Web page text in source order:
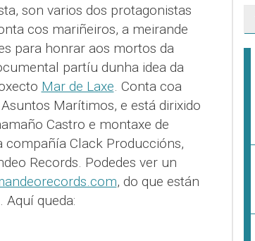
son varios dos protagonistas
cos mariñeiros, a meirande
para honrar aos mortos da
partíu dunha idea da
Mar de Laxe. Conta coa
Marítimos, e está dirixido
Castro e montaxe de
compañía Clack Produccións,
Records. Podedes ver un
, do que están
Aquí queda: